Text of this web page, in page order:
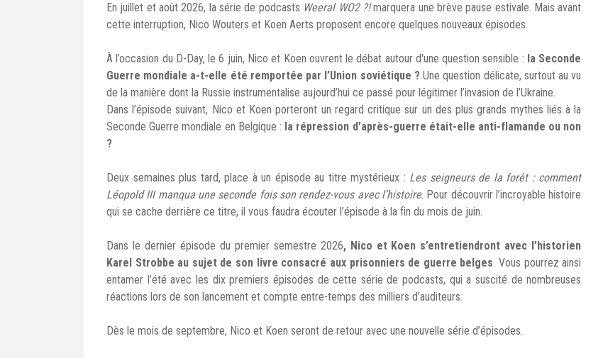
En juillet et août 2026, la série de podcasts Weeral WO2 ?!marquera une brève pause estivale. Mais avant
cette interruption, Nico Wouters et Koen Aerts proposent encore quelques nouveaux épisodes.
À l’occasion du D-Day, le 6 juin, Nico et Koen ouvrent le débat autour d'une question sensible : la Seconde
Guerre mondiale a-t-elle été remportée par l’Union soviétique ? Une question délicate, surtout au vu
de la manière dont la Russie instrumentalise aujourd’hui ce passé pour légitimer l’invasion de l’Ukraine.
Dans l’épisode suivant, Nico et Koen porteront un regard critique sur un des plus grands mythes liés à la
Seconde Guerre mondiale en Belgique : la répression d’après-guerre était-elle anti-flamande ou non
?
Deux semaines plus tard, place à un épisode au titre mystérieux : Les seigneurs de la forêt : comment
Léopold III manqua une seconde fois son rendez-vous avec l’histoire. Pour découvrir l’incroyable histoire
qui se cache derrière ce titre, il vous faudra écouter l’épisode à la fin du mois de juin.
Dans le dernier épisode du premier semestre 2026, Nico et Koen s’entretiendront avec l’historien
Karel Strobbe au sujet de son livre consacré aux prisonniers de guerre belges. Vous pourrez ainsi
entamer l’été avec les dix premiers épisodes de cette série de podcasts, qui a suscité de nombreuses
réactions lors de son lancement et compte entre-temps des milliers d’auditeurs.
Dès le mois de septembre, Nico et Koen seront de retour avec une nouvelle série d’épisodes.